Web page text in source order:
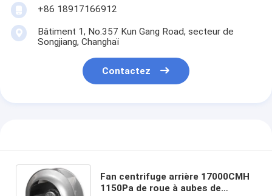
+86 18917166912
Bâtiment 1, No.357 Kun Gang Road, secteur de
Songjiang, Changhaï
Contactez
Fan centrifuge arrière 17000CMH
1150Pa de roue à aubes de